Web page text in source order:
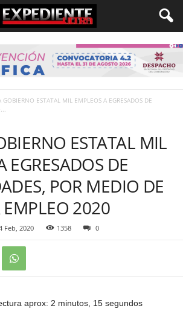
GOBIERNO ESTATAL MIL EMPLEOS A EGRESADOS DE
ESTATAL MIL
EGRESADOS DE
POR MEDIO DE
2020
Feb, 2020 1358 0
aprox: 2 minutos, 15 segundos